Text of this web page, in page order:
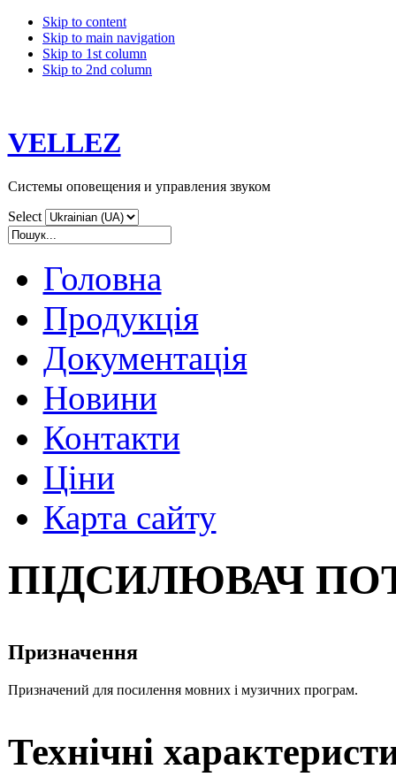
Skip to content
Skip to main navigation
Skip to 1st column
Skip to 2nd column
VELLEZ
Системы оповещения и управления звуком
Select
Головна
Продукція
Документація
Новини
Контакти
Ціни
Карта сайту
ПІДСИЛЮВАЧ
Призначення
Призначений для посилення мовних і музичних програм.
Технічні